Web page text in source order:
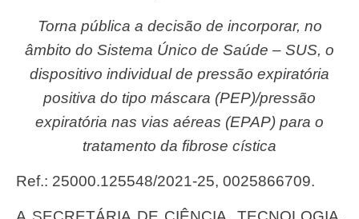
Torna pública a decisão de incorporar, no
âmbito do Sistema Único de Saúde – SUS, o
dispositivo individual de pressão expiratória
positiva do tipo máscara (PEP)/pressão
expiratória nas vias aéreas (EPAP) para o
tratamento da fibrose cística
Ref.: 25000.125548/2021-25, 0025866709.